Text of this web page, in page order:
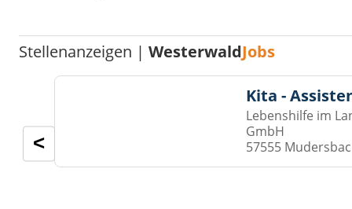
Stellenanzeigen |WesterwaldJobs
Kita -
Lebenshilfe im
GmbH
57555
<